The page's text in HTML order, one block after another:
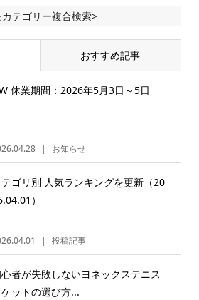
テゴリー複合検索>
おすすめ記事
休業期間：2026年5月3日～5日
お知らせ
ゴリ別 人気ランキングを更新（20
）
投稿記事
者が失敗しないヨネックステニス
ットの選び方...